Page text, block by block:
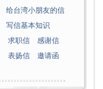
给台湾小朋友的信
写信基本知识
求职信
感谢信
表扬信
邀请函